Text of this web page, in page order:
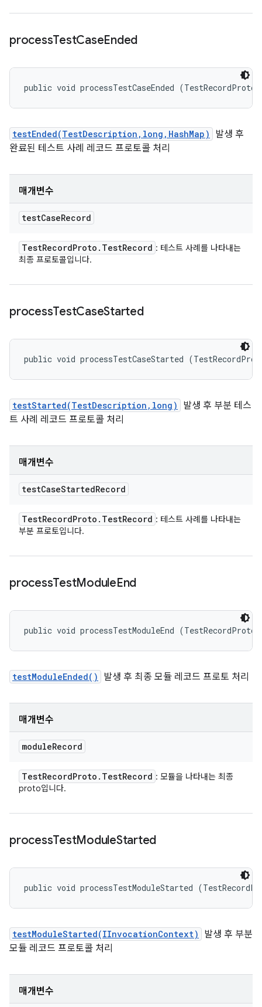
processTestCaseEnded
public void processTestCaseEnded
testEnded(TestDescription,long,HashMap)
발생 후
완료된 테스트 사례 레코드 프로토콜 처리
매개변수
testCaseRecord
TestRecordProto . TestRecord : 테스트 사례를 나타내는
최종 프로토콜입니다.
processTestCaseStarted
public void processTestCaseStarted
testStarted(TestDescription,long)
발생 후 부분 테스
트 사례 레코드 프로토콜 처리
매개변수
testCaseStartedRecord
TestRecordProto . TestRecord : 테스트 사례를 나타내는
부분 프로토입니다.
processTestModuleEnd
public void processTestModuleEnd
testModuleEnded() 발생 후 최종 모듈 레코드 프로토 처리
매개변수
moduleRecord
TestRecordProto . TestRecord : 모듈을 나타내는 최종
proto입니다.
processTestModuleStarted
public void processTestModuleStarted
testModuleStarted(IInvocationContext)
발생 후 부분
모듈 레코드 프로토콜 처리
매개변수